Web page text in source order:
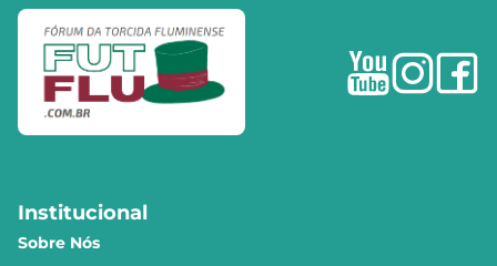
Institucional
Sobre Nós